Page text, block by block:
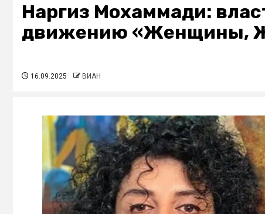
Наргиз Мохаммади:
движению «Женщины,
16.09.2025 ВИАН